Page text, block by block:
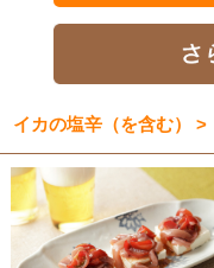
イカの塩辛（を含む）